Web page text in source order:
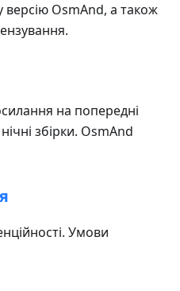
версію OsmAnd, а також
на попередні
збірки. OsmAnd
Умови